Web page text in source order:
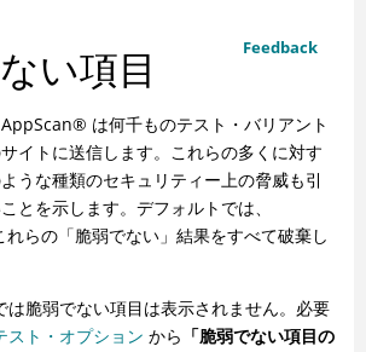
Feedback
い項目
AppScan® は何千ものテスト・バリアント
イトに送信します。これらの多くに対す
うな種類のセキュリティー上の脅威も引
とを示します。デフォルトでは、
れらの「脆弱でない」結果をすべて破棄し
は脆弱でない項目は表示されません。必要
スト・オプション から 「脆弱でない項目の